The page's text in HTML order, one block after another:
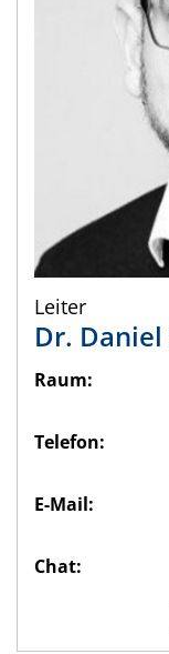
Leiter
Dr. Daniel
Raum:
Telefon:
E-Mail:
Chat: